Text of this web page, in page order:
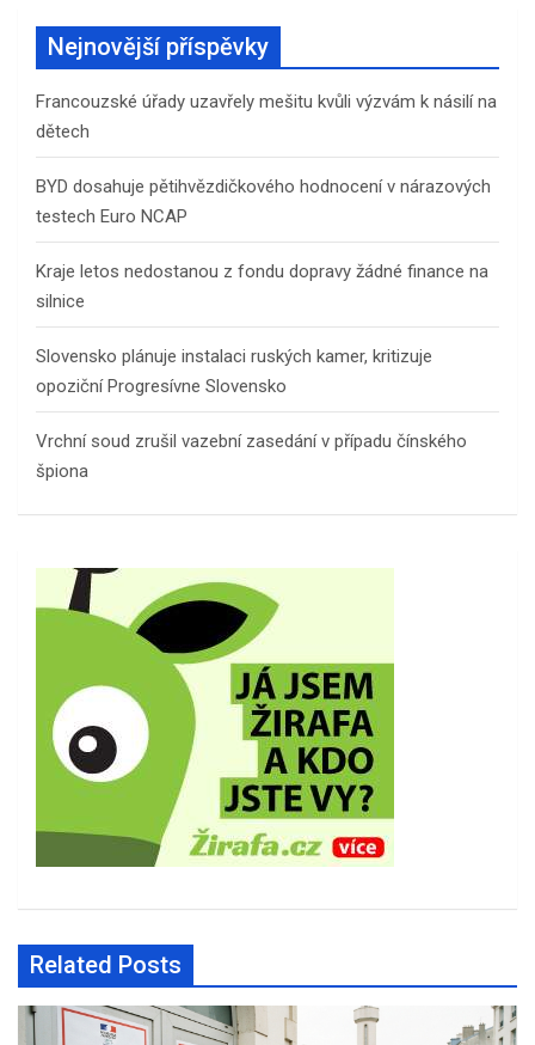
Nejnovější příspěvky
Francouzské úřady uzavřely mešitu kvůli výzvám k násilí na
dětech
BYD dosahuje pětihvězdičkového hodnocení v nárazových
testech Euro NCAP
Kraje letos nedostanou z fondu dopravy žádné finance na
silnice
Slovensko plánuje instalaci ruských kamer, kritizuje
opoziční Progresívne Slovensko
Vrchní soud zrušil vazební zasedání v případu čínského
špiona
Related Posts